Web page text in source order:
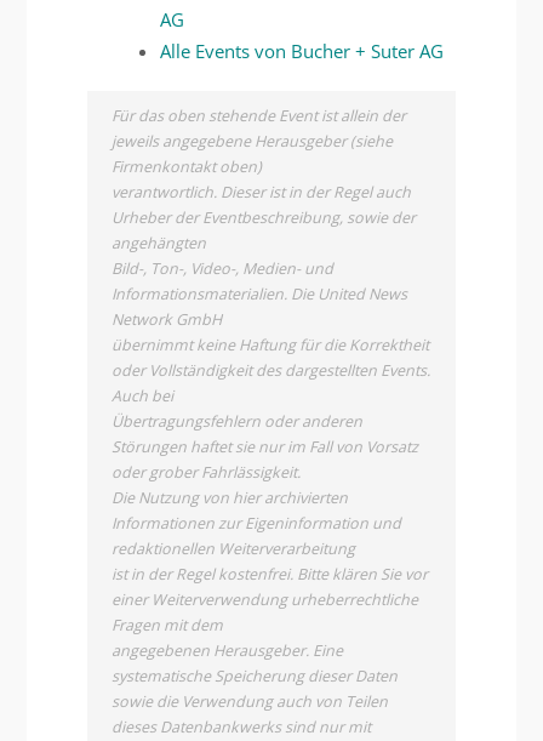
AG
Alle Events von Bucher + Suter AG
Für das oben stehende Event ist allein der
jeweils angegebene Herausgeber (siehe
Firmenkontakt oben)
verantwortlich. Dieser ist in der Regel auch
Urheber der Eventbeschreibung, sowie der
angehängten
Bild-, Ton-, Video-, Medien- und
Informationsmaterialien. Die United News
Network GmbH
übernimmt keine Haftung für die Korrektheit
oder Vollständigkeit des dargestellten Events.
Auch bei
Übertragungsfehlern oder anderen
Störungen haftet sie nur im Fall von Vorsatz
oder grober Fahrlässigkeit.
Die Nutzung von hier archivierten
Informationen zur Eigeninformation und
redaktionellen Weiterverarbeitung
ist in der Regel kostenfrei. Bitte klären Sie vor
einer Weiterverwendung urheberrechtliche
Fragen mit dem
angegebenen Herausgeber. Eine
systematische Speicherung dieser Daten
sowie die Verwendung auch von Teilen
dieses Datenbankwerks sind nur mit